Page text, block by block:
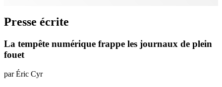
Presse écrite
La tempête numérique frappe les journaux de plein
fouet
par Éric Cyr